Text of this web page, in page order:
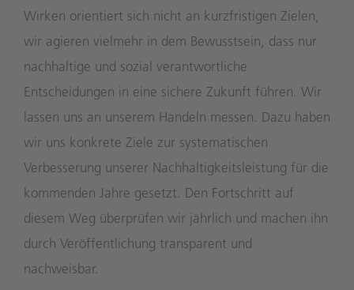
Wirken orientiert sich nicht an kurzfristigen Zielen,
wir agieren vielmehr in dem Bewusstsein, dass nur
nachhaltige und sozial verantwortliche
Entscheidungen in eine sichere Zukunft führen. Wir
lassen uns an unserem Handeln messen. Dazu haben
wir uns konkrete Ziele zur systematischen
Verbesserung unserer Nachhaltigkeitsleistung für die
kommenden Jahre gesetzt. Den Fortschritt auf
diesem Weg überprüfen wir jährlich und machen ihn
durch Veröffentlichung transparent und
nachweisbar.